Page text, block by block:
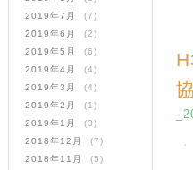
2019年7月
(7)
2019年6月
(2)
2019年5月
(6)
2019年4月
(4)
2019年3月
(4)
2019年2月
(1)
2019年1月
(3)
2018年12月
(7)
2018年11月
(5)